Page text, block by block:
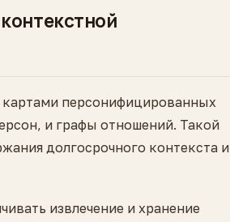
персонифицированных
и графы отношений. Такой
долгосрочного контекста и
извлечение и хранение